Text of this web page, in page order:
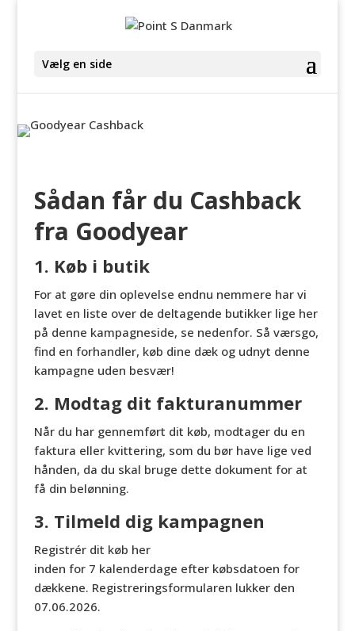
Vælg en side
Sådan får du Cashback
fra Goodyear
1. Køb i butik
For at gøre din oplevelse endnu nemmere har vi
lavet en liste over de deltagende butikker lige her
på denne kampagneside, se nedenfor. Så værsgo,
find en forhandler, køb dine dæk og udnyt denne
kampagne uden besvær!
2. Modtag dit fakturanummer
Når du har gennemført dit køb, modtager du en
faktura eller kvittering, som du bør have lige ved
hånden, da du skal bruge dette dokument for at
få din belønning.
3. Tilmeld dig kampagnen
Registrér dit køb her
inden for 7 kalenderdage efter købsdatoen for
dækkene. Registreringsformularen lukker den
07.06.2026.